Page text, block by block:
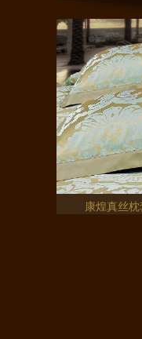
康煌真丝枕